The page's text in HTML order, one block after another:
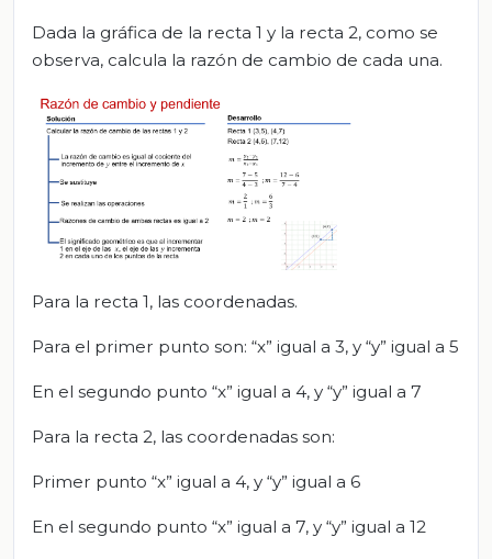
Dada la gráfica de la recta 1 y la recta 2, como se
observa, calcula la razón de cambio de cada una.
Para la recta 1, las coordenadas.
Para el primer punto son: “x” igual a 3, y “y” igual a 5
En el segundo punto “x” igual a 4, y “y” igual a 7
Para la recta 2, las coordenadas son:
Primer punto “x” igual a 4, y “y” igual a 6
En el segundo punto “x” igual a 7, y “y” igual a 12